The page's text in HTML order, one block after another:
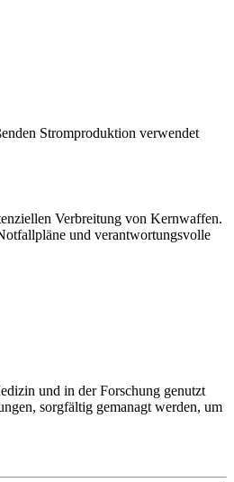
Stromproduktion verwendet
Verbreitung von Kernwaffen.
und verantwortungsvolle
und in der Forschung genutzt
sorgfältig gemanagt werden, um